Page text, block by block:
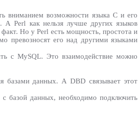
вниманием возможности языка C и его
А Perl как нельзя лучше других языков
Но у Perl есть мощность, простота и
превозносят его над другими языками
с MySQL. Это взаимодействие можно
базами данных. А DBD связывает этот
базой данных, необходимо подключить